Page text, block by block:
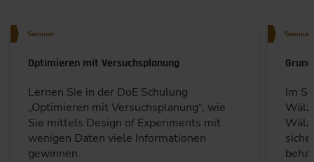
Seminar
Optimieren mit Versuchsplanung
Lernen Sie in der DoE Schulung
„Optimieren mit Versuchsplanung“, wie
Sie mittels Design of Experiments mit
wenigen Daten viele Informationen
gewinnen.
Seminar
Im